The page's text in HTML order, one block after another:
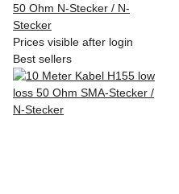
50 Ohm N-Stecker / N-
Stecker
Prices visible after login
Best sellers